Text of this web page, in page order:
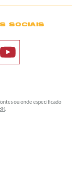
SOCIAIS
ou onde especificado
.